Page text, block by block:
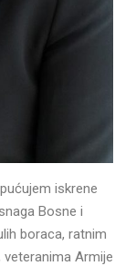
iskrene
Bosne i
boraca, ratnim
Armije